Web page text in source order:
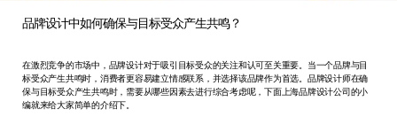
品牌设计中如何确保与目标受众产生共鸣？
在激烈竞争的市场中，品牌设计对于吸引目标受众的关注和认可至关重要。当一个品牌与目
标受众产生共鸣时，消费者更容易建立情感联系，并选择该品牌作为首选。品牌设计师在确
保与目标受众产生共鸣时，需要从哪些因素去进行综合考虑呢，下面上海品牌设计公司的小
编就来给大家简单的介绍下。